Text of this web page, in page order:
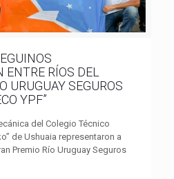
RÍOS DEL
URUGUAY SEGUROS
YPF”
del Colegio Técnico
de Ushuaia representaron a
Premio Río Uruguay Seguros